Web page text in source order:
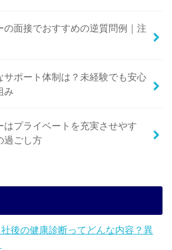
の面接でおすすめの逆質問例｜注
サポート体制は？未経験でも安心
み
はプライベートを充実させやす
過ごし方
後の健康診断ってどんな内容？異